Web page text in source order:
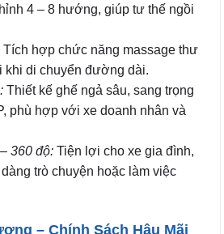
4 – 8 hướng, giúp tư thế ngồi
Tích hợp chức năng massage thư
khi di chuyển đường dài.
Thiết kế ghế ngả sâu, sang trọng
phù hợp với xe doanh nhân và
360 độ: Tiện lợi cho xe gia đình,
trò chuyện hoặc làm việc
– Chính Sách Hậu Mãi